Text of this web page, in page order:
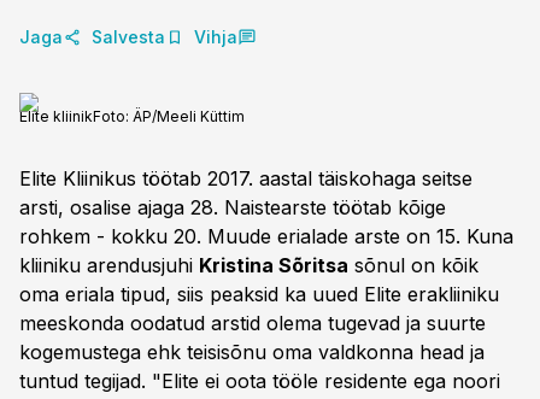
Jaga Salvesta Vihja
Elite kliinikFoto: ÄP/Meeli Küttim
Elite Kliinikus töötab 2017. aastal täiskohaga seitse
arsti, osalise ajaga 28. Naistearste töötab kõige
rohkem - kokku 20. Muude erialade arste on 15. Kuna
kliiniku arendusjuhi Kristina Sõritsa sõnul on kõik
oma eriala tipud, siis peaksid ka uued Elite erakliiniku
meeskonda oodatud arstid olema tugevad ja suurte
kogemustega ehk teisisõnu oma valdkonna head ja
tuntud tegijad. "Elite ei oota tööle residente ega noori